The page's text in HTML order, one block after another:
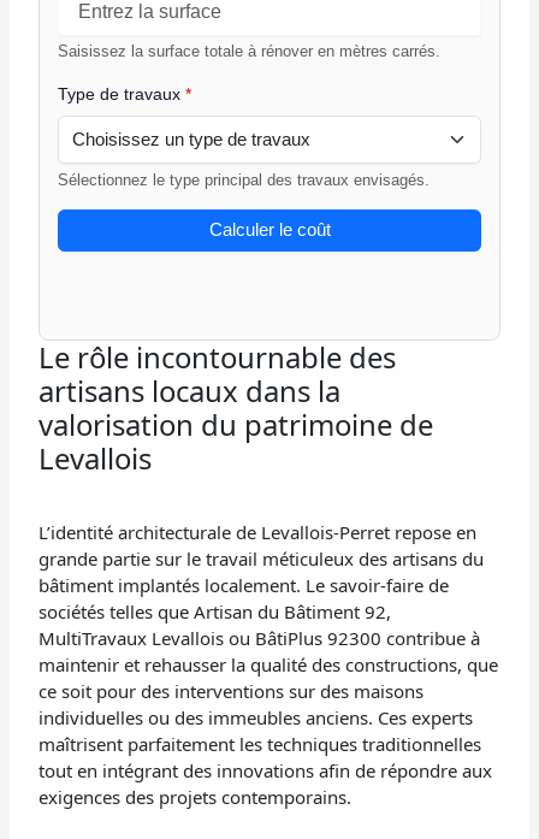
Saisissez la surface totale à rénover en mètres carrés.
Type de travaux*
Sélectionnez le type principal des travaux envisagés.
Calculer le coût
Le rôle incontournable des
artisans locaux dans la
valorisation du patrimoine de
Levallois
L’identité architecturale de Levallois-Perret repose en
grande partie sur le travail méticuleux des artisans du
bâtiment implantés localement. Le savoir-faire de
sociétés telles que Artisan du Bâtiment 92,
MultiTravaux Levallois ou BâtiPlus 92300 contribue à
maintenir et rehausser la qualité des constructions, que
ce soit pour des interventions sur des maisons
individuelles ou des immeubles anciens. Ces experts
maîtrisent parfaitement les techniques traditionnelles
tout en intégrant des innovations afin de répondre aux
exigences des projets contemporains.